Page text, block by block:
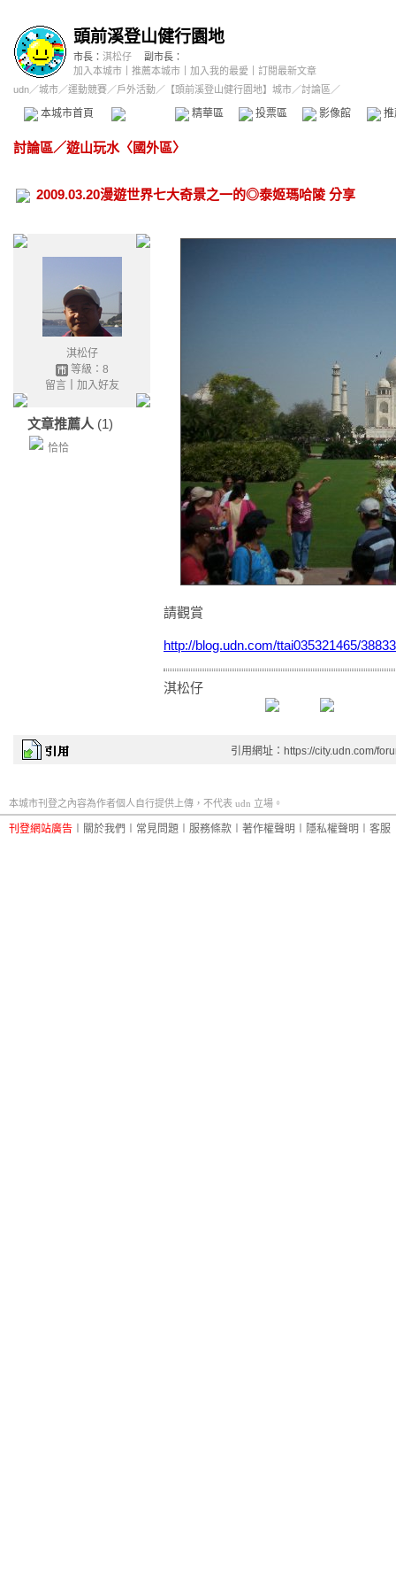
頭前溪登山健行園地
市長： 淇松仔
副市長：
加入本城市
推薦本城市 加入我的最愛
訂閱最新文章
udn／城市／運動競賽／戶外活動／ 【頭前溪登山健行園地】城市／討論區／
本城市首頁 精華區 投票區 影像館
討論區／遊山玩水〈國外區〉
2009.03.20漫遊世界七大奇景之一的◎泰姬瑪哈陵 分享
淇松仔
等級：8
留言｜ 加入好友
文章推薦人 (1)
恰恰
請觀賞
http://blog.udn.com/ttai035321465/
淇松仔
引用網址：https://city.udn.com/
本城市刊登之內容為作者個人自行提供上傳，不代表 udn 立場。
刊登網站廣告 關於我們 常見問題 服務條款 著作權聲明 隱私權聲明 客服